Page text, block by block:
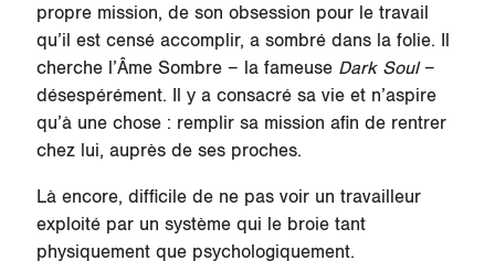
propre mission, de son obsession pour le travail
qu’il est censé accomplir, a sombré dans la folie. Il
cherche l’Âme Sombre – la fameuse Dark Soul–
désespérément. Il y a consacré sa vie et n’aspire
qu’à une chose : remplir sa mission afin de rentrer
chez lui, auprès de ses proches.
Là encore, difficile de ne pas voir un travailleur
exploité par un système qui le broie tant
physiquement que psychologiquement.